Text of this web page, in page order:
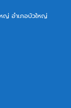
ญ่ อำเภอบัวใหญ่